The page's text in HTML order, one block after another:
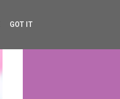
GOT IT